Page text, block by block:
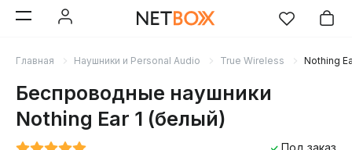
Главная Наушники и Personal Audio True Wireless Nothing
Беспроводные наушники
Nothing Ear 1 (белый)
Под заказ